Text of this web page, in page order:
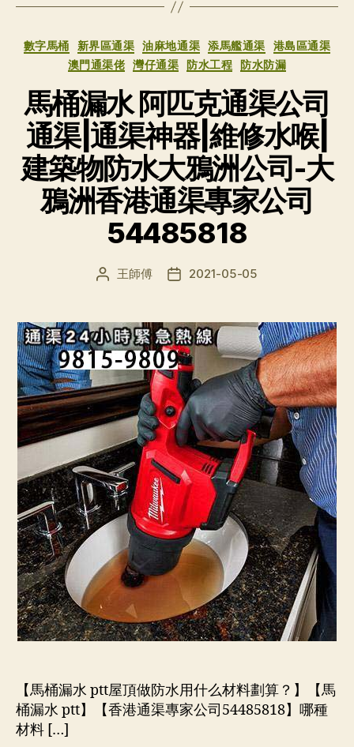
分
类
數字馬桶 新界區通渠 油麻地通渠 添馬艦通渠
港島區通渠
澳門通渠佬 灣仔通渠 防水工程 防水防漏
馬桶漏水 阿匹克通渠公司
通渠|通渠神器|維修水喉|
建築物防水大鴉洲公司-大
鴉洲香港通渠專家公司
54485818
文
者
王師傅
发
期
2021-05-05
【馬桶漏水 ptt屋頂做防水用什么材料劃算？】【馬
桶漏水 ptt】【香港通渠專家公司54485818】哪種
材料 […]